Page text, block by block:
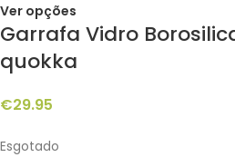
Ver opções
Garrafa Vidro
quokka
€29.95
Esgotado